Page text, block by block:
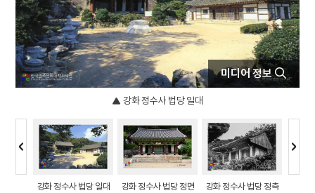
6 정약용
7 청명산 홍법사
8 거란
9
건원중보
미디어 정보
강화 정수사 법당 일대
강화 정수사 법당 일대 강화 정수사 법당 정면
강화 정수사 법당 정측